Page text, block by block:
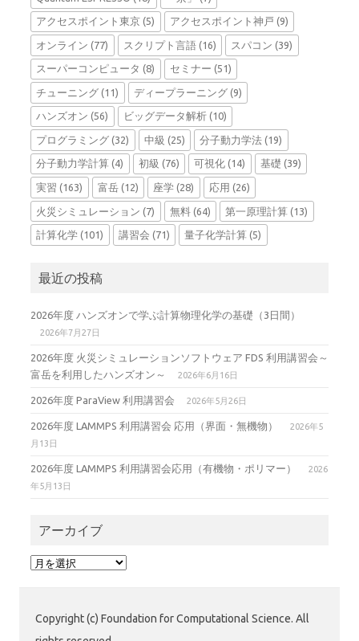
アクセスポイント東京 (5) アクセスポイント神戸 (9)
オンライン (77) スクリプト言語(16) スパコン (39)
スーパーコンピュータ (8) セミナー (51)
チューニング (11) ディープラーニング(9)
ハンズオン (56) ビッグデータ解析(10)
プログラミング (32) 中級 (25) 分子動力学法 (19)
分子動力学計算 (4) 初級 (76) 可視化 (14) 基礎 (39)
実習 (163) 富岳(12) 座学 (28) 応用 (26)
火災シミュレーション (7) 無料(64) 第一原理計算 (13)
計算化学 (101) 講習会 (71) 量子化学計算 (5)
最近の投稿
2026年度 ハンズオンで学ぶ計算物理化学の基礎（3日間）
2026年7月27日
2026年度 火災シミュレーションソフトウェア FDS 利用講習会～
富岳を利用したハンズオン～
2026年6月16日
2026年度 ParaView 利用講習会 2026年5月26日
2026年度 LAMMPS 利用講習会 応用（界面・無機物）
2026年5
月13日
2026年度 LAMMPS 利用講習会応用（有機物・ポリマー）
2026
年5月13日
アーカイブ
ア
ブ
Copyright (c) Foundation for Computational Science. All